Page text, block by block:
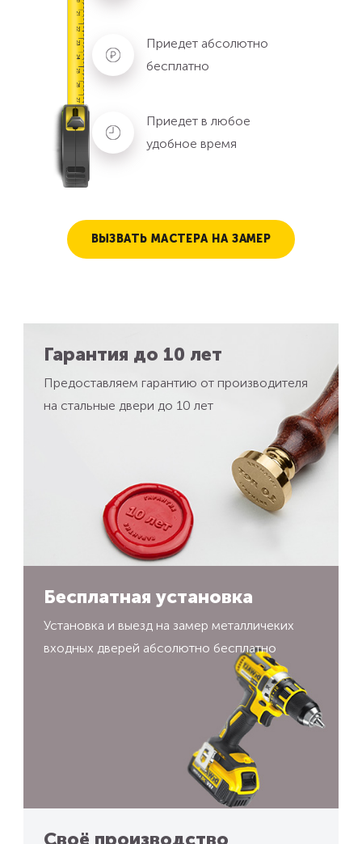
Приедет абсолютно
бесплатно
Приедет в любое
удобное время
ВЫЗВАТЬ МАСТЕРА НА ЗАМЕР
Гарантия до 10 лет
Предоставляем гарантию от производителя
на стальные двери до 10 лет
Бесплатная установка
Установка и выезд на замер металличеких
входных дверей абсолютно бесплатно
Своё производство